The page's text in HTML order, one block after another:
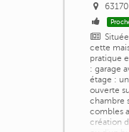
cette
pratique
: garage
étage :
ouverte
chambre
combles
création